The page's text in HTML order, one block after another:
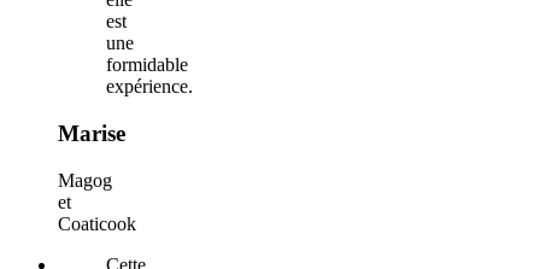
est
une
formidable
expérience.
Marise
Magog
et
Coaticook
Cette